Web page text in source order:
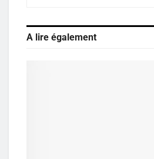
A lire également